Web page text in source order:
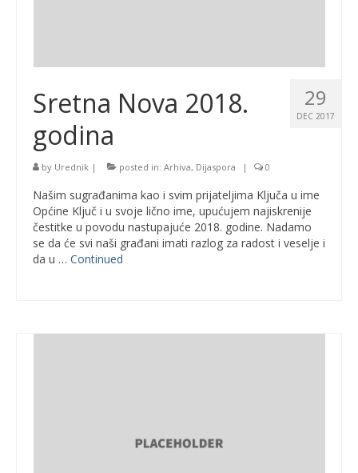
29
DEC 2017
Sretna Nova 2018.
godina
by Urednik | posted in: Arhiva, Dijaspora | 0
Našim sugrađanima kao i svim prijateljima Ključa u ime
Općine Ključ i u svoje lično ime, upućujem najiskrenije
čestitke u povodu nastupajuće 2018. godine. Nadamo
se da će svi naši građani imati razlog za radost i veselje i
da u … Continued